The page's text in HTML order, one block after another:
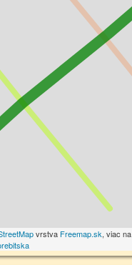
vrstva Freemap.sk, viac na